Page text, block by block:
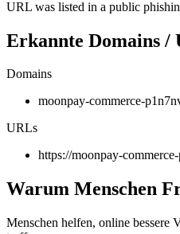
URL was listed in a public
Erkannte Domains /
Domains
moonpay-commerce-
URLs
https://moonpay-
Warum Menschen
Menschen helfen, online bessere